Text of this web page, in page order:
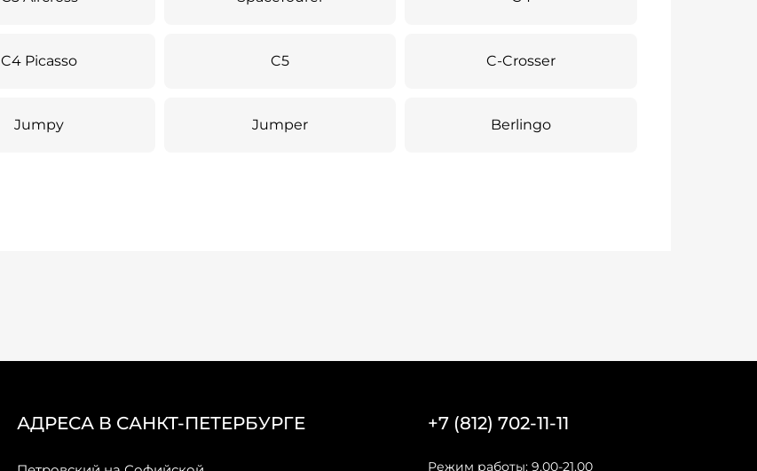
C4 Picasso C5 C-Crosser
Jumpy Jumper Berlingo
АДРЕСА В САНКТ-ПЕТЕРБУРГЕ +7 (812) 702-11-11
Режим работы: 9.00-21.00